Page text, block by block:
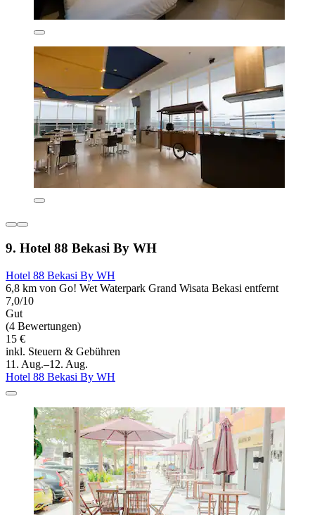
9. Hotel 88 Bekasi By WH
Hotel 88 Bekasi By WH
6,8 km von Go! Wet Waterpark Grand Wisata Bekasi entfernt
7,0/10
Gut
(4 Bewertungen)
15 €
inkl. Steuern & Gebühren
11. Aug.–12. Aug.
Hotel 88 Bekasi By WH